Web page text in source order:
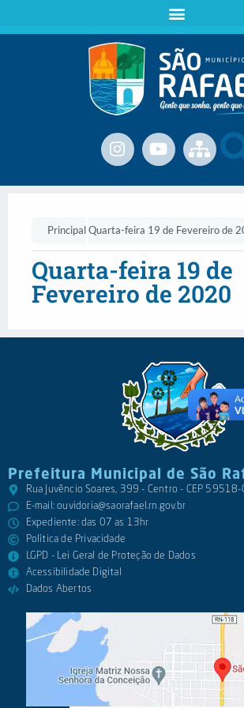
PrincipalQuarta-feira 19 de Fevereiro de
Quarta-feira 19 de
Fevereiro de 2020
Prefeitura Municipal de São
Rua Juvêncio Soares, 399 - Centro - CEP
E-mail:ouvidoria@saorafael.rn.gov.br
Expediente: das 07 as 13hr
Política de Privacidade
LGPD - Lei Geral de Proteção de Dados
Acessibilidade Digital
Dados Abertos